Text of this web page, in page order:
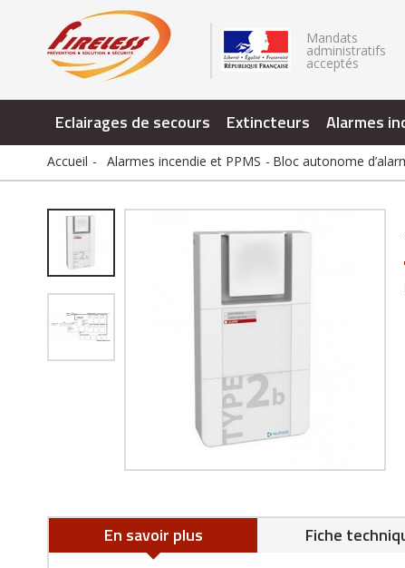
Mandats
administratifs
acceptés
Eclairages de secours Extincteurs Alarmes
Accueil Alarmes incendie et PPMS Bloc autonome
En savoir plus Fiche